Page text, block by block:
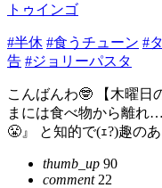
トゥインゴ
#半休 #食うチューン #
告 #ジョリーパスタ
こんばんわ🤓 【木曜日
まには食べ物から離れ
😤』 と知的で(ｪ?)趣の
thumb_up 90
comment22